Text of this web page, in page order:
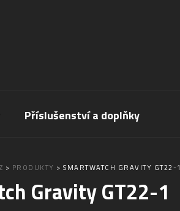
Příslušenství a doplňky
> PRODUKTY >SMARTWATCH GRAVITY GT22-1
Gravity GT22-1